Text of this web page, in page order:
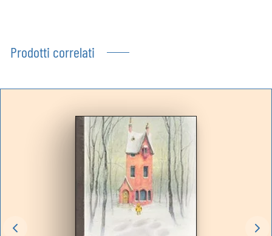
Prodotti correlati